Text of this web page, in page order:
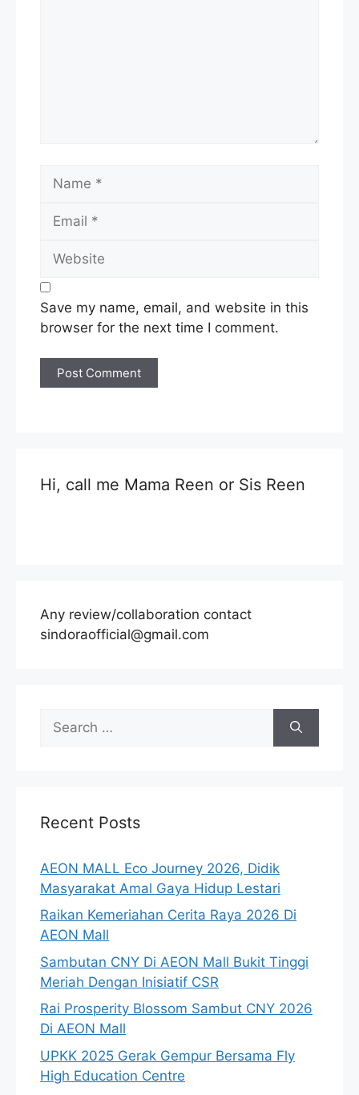
Save my name, email, and website in this
browser for the next time I comment.
Hi, call me Mama Reen or Sis Reen
Any review/collaboration contact
sindoraofficial@gmail.com
for:
Recent Posts
AEON MALL Eco Journey 2026, Didik
Masyarakat Amal Gaya Hidup Lestari
Raikan Kemeriahan Cerita Raya 2026 Di
AEON Mall
Sambutan CNY Di AEON Mall Bukit Tinggi
Meriah Dengan Inisiatif CSR
Rai Prosperity Blossom Sambut CNY 2026
Di AEON Mall
UPKK 2025 Gerak Gempur Bersama Fly
High Education Centre